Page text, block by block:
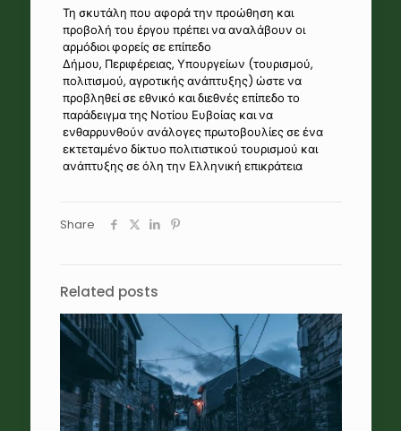
Τη σκυτάλη που αφορά την προώθηση και
προβολή του έργου πρέπει να αναλάβουν οι
αρμόδιοι φορείς σε επίπεδο
Δήμου, Περιφέρειας, Υπουργείων (τουρισμού,
πολιτισμού, αγροτικής ανάπτυξης) ώστε να
προβληθεί σε εθνικό και διεθνές επίπεδο το
παράδειγμα της Νοτίου Ευβοίας και να
ενθαρρυνθούν ανάλογες πρωτοβουλίες σε ένα
εκτεταμένο δίκτυο πολιτιστικού τουρισμού και
ανάπτυξης σε όλη την Ελληνική επικράτεια
Share
Related posts